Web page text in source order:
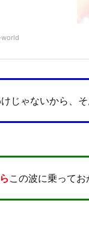
じゃないから、
この波に乗って